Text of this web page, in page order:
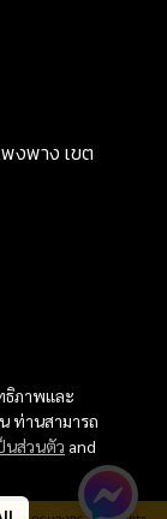
ธิภาพและ
ท่านสามารถ
นส่วนตัว and
งพาง เขต